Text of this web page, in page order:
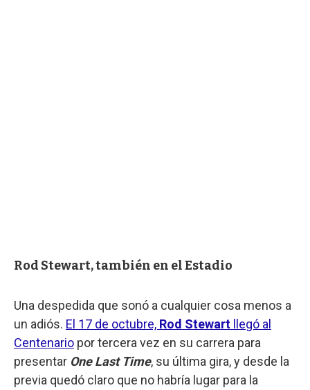
Rod Stewart, también en el Estadio
Una despedida que sonó a cualquier cosa menos a
un adiós. El 17 de octubre, Rod Stewart llegó al
Centenario por tercera vez en su carrera para
presentar One Last Time, su última gira, y desde la
previa quedó claro que no habría lugar para la